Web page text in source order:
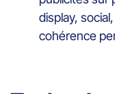
display,
cohérence